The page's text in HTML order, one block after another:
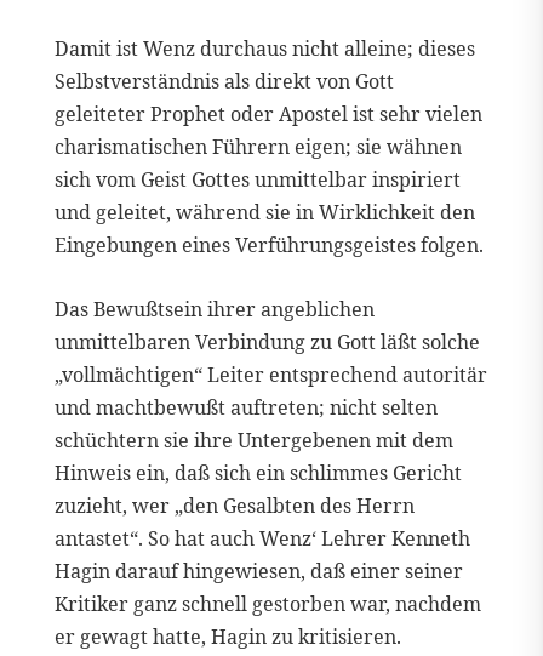
Damit ist Wenz durchaus nicht alleine; dieses
Selbstverständnis als direkt von Gott
geleiteter Prophet oder Apostel ist sehr vielen
charismatischen Führern eigen; sie wähnen
sich vom Geist Gottes unmittelbar inspiriert
und geleitet, während sie in Wirklichkeit den
Eingebungen eines Verführungsgeistes folgen.
Das Bewußtsein ihrer angeblichen
unmittelbaren Verbindung zu Gott läßt solche
„vollmächtigen“ Leiter entsprechend autoritär
und machtbewußt auftreten; nicht selten
schüchtern sie ihre Untergebenen mit dem
Hinweis ein, daß sich ein schlimmes Gericht
zuzieht, wer „den Gesalbten des Herrn
antastet“. So hat auch Wenz‘ Lehrer Kenneth
Hagin darauf hingewiesen, daß einer seiner
Kritiker ganz schnell gestorben war, nachdem
er gewagt hatte, Hagin zu kritisieren.